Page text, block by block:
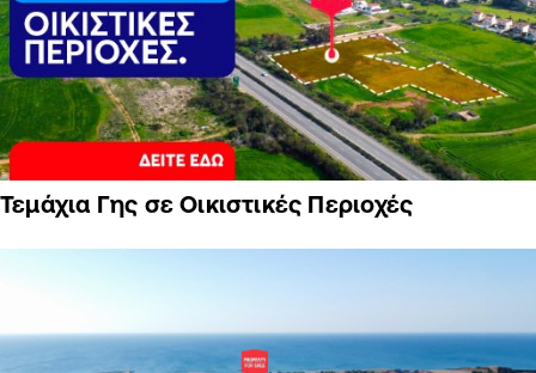
Τεμάχια Γης σε Οικιστικές Περιοχές